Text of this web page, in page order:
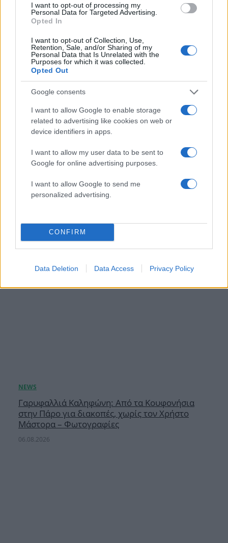
I want to opt-out of processing my
Personal Data for Targeted Advertising.
Opted In
I want to opt-out of Collection, Use,
Retention, Sale, and/or Sharing of my
Personal Data that Is Unrelated with the
Purposes for which it was collected.
Opted Out
Google consents
I want to allow Google to enable storage
related to advertising like cookies on web or
device identifiers in apps.
I want to allow my user data to be sent to
Google for online advertising purposes.
I want to allow Google to send me
personalized advertising.
CONFIRM
Data Deletion Data Access Privacy Policy
ΑΚΟΜΑ
READ MORE
Γαρυφαλλιά Καληφώνη: Από τα Κουφονήσια
στην Πάρο για διακοπές, χωρίς τον Χρήστο
Μάστορα – Φωτογραφίες
06.08.2026